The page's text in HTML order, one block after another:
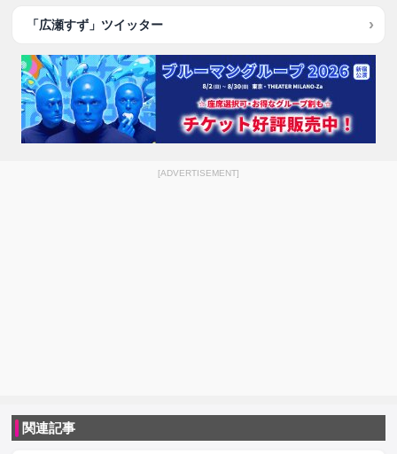
「広瀬すず」ツイッター
[ADVERTISEMENT]
関連記事